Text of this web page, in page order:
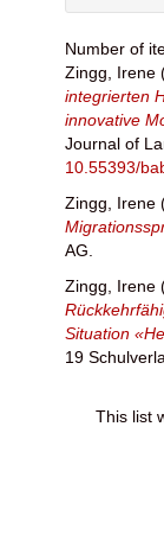
Number of
Zingg, Irene
integrierten
innovative
Journal of
10.55393/
Zingg, Irene
AG.
Zingg, Irene
Situation
19
This list